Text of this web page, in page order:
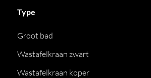
Type
Groot bad
Wastafelkraan zwart
Wastafelkraan koper